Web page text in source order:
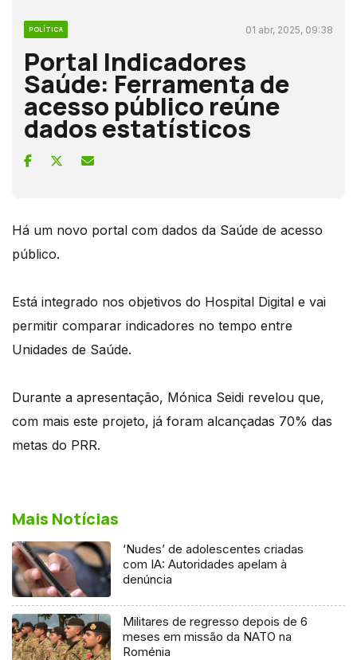
POLÍTICA 01 abr, 2025, 09:38
Portal Indicadores
Saúde: Ferramenta de
acesso público reúne
dados estatísticos
Há um novo portal com dados da Saúde de acesso
público.
Está integrado nos objetivos do Hospital Digital e vai
permitir comparar indicadores no tempo entre
Unidades de Saúde.
Durante a apresentação, Mónica Seidi revelou que,
com mais este projeto, já foram alcançadas 70% das
metas do PRR.
Mais Notícias
‘Nudes’ de adolescentes criadas
com IA: Autoridades apelam à
denúncia
Militares de regresso depois de 6
meses em missão da NATO na
Roménia